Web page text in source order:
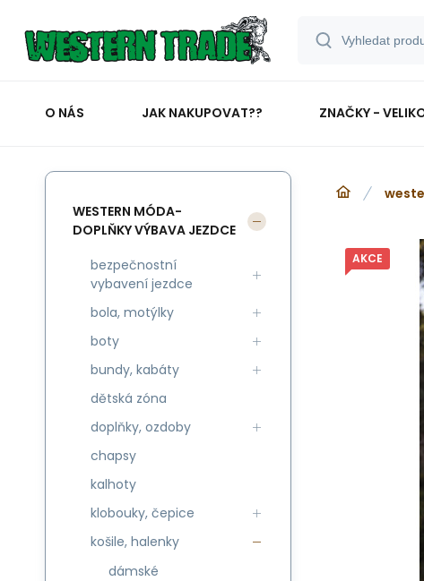
O NÁS JAK NAKUPOVAT?? ZNAČKY -
AKCE
WESTERN MÓDA-
DOPLŇKY VÝBAVA JEZDCE
bezpečnostní
vybavení jezdce
bola, motýlky
boty
bundy, kabáty
dětská zóna
doplňky, ozdoby
chapsy
kalhoty
klobouky, čepice
košile, halenky
dámské